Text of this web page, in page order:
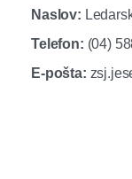
Naslov:
Telefon: (04)
E-pošta: